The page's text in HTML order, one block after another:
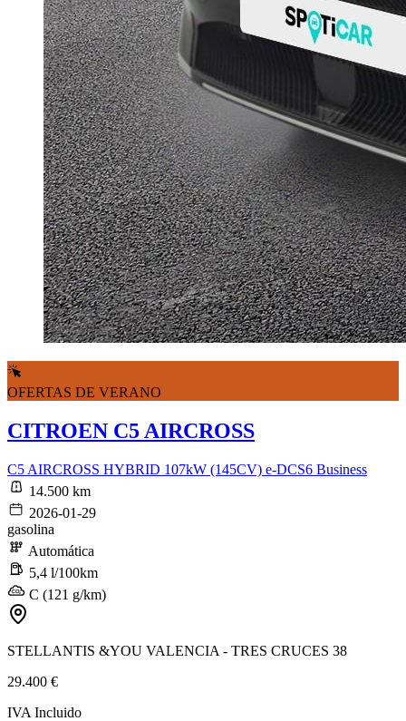
OFERTAS DE VERANO
CITROEN C5 AIRCROSS
C5 AIRCROSS HYBRID 107kW (145CV) e-DCS6 Business
14.500 km
2026-01-29
gasolina
Automática
5,4 l/100km
C (121 g/km)
STELLANTIS &YOU VALENCIA - TRES CRUCES 38
29.400 €
IVA Incluido